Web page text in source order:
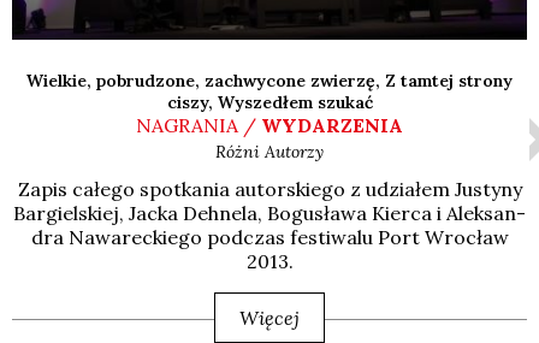
Wielkie, pobrudzone, zachwycone zwierzę, Z tamtej strony
ciszy, Wyszedłem szukać
NAGRANIA / WYDARZENIA
Różni Autorzy
Zapis całe­go spo­tka­nia autor­skie­go z udzia­łem Justy­ny
Bar­giel­skiej, Jac­ka Deh­ne­la, Bogu­sła­wa Kier­ca i Alek­san­
dra Nawa­rec­kie­go pod­czas festi­wa­lu Port Wro­cław
2013.
Więcej